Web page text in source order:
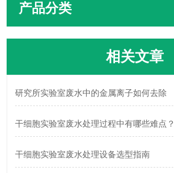
产品分类
相关文章
研究所实验室废水中的金属离子如何去除
干细胞实验室废水处理过程中有哪些难点？
干细胞实验室废水处理设备选型指南